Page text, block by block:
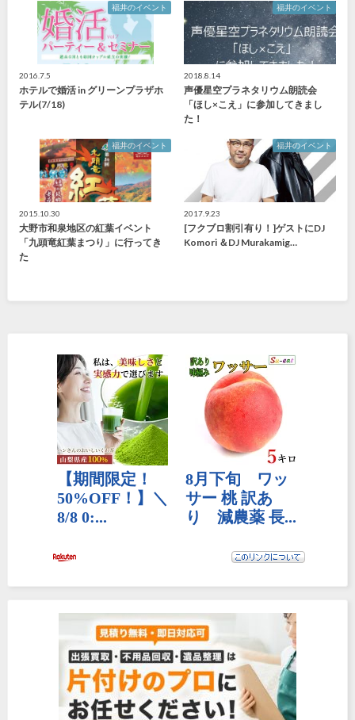
福井のイベント
2016.7.5
ホテルで婚活 in グリーンプラザホ
テル(7/18)
福井のイベント
2018.8.14
声優星空プラネタリウム朗読会
「ほし×こえ」に参加してきまし
た！
福井のイベント
2015.10.30
大野市和泉地区の紅葉イベント
「九頭竜紅葉まつり」に行ってき
た
福井のイベント
2017.9.23
[フクブロ割引有り！]ゲストにDJ
Komori ＆DJ Murakamig…